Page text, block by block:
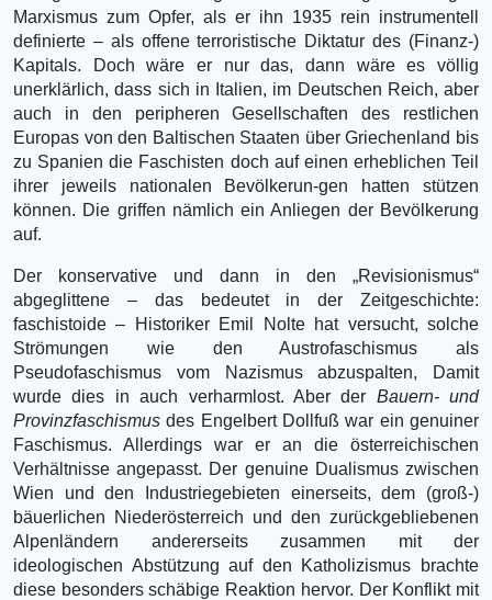
Marxismus zum Opfer, als er ihn 1935 rein instrumentell
definierte – als offene terroristische Diktatur des (Finanz-)
Kapitals. Doch wäre er nur das, dann wäre es völlig
unerklärlich, dass sich in Italien, im Deutschen Reich, aber
auch in den peripheren Gesellschaften des restlichen
Europas von den Baltischen Staaten über Griechenland bis
zu Spanien die Faschisten doch auf einen erheblichen Teil
ihrer jeweils nationalen Bevölkerun-gen hatten stützen
können. Die griffen nämlich ein Anliegen der Bevölkerung
auf.
Der konservative und dann in den „Revisionismus“
abgeglittene – das bedeutet in der Zeitgeschichte:
faschistoide – Historiker Emil Nolte hat versucht, solche
Strömungen wie den Austrofaschismus als
Pseudofaschismus vom Nazismus abzuspalten, Damit
wurde dies in auch verharmlost. Aber der Bauern- und
Provinzfaschismus des Engelbert Dollfuß war ein genuiner
Faschismus. Allerdings war er an die österreichischen
Verhältnisse angepasst. Der genuine Dualismus zwischen
Wien und den Industriegebieten einerseits, dem (groß-)
bäuerlichen Niederösterreich und den zurückgebliebenen
Alpenländern andererseits zusammen mit der
ideologischen Abstützung auf den Katholizismus brachte
diese besonders schäbige Reaktion hervor. Der Konflikt mit